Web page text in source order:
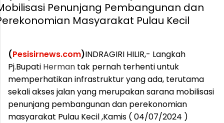
(Pesisirnews.com)INDRAGIRI HILIR,- Langkah
Pj.Bupati Herman tak pernah terhenti untuk
memperhatikan infrastruktur yang ada, terutama
sekali akses jalan yang merupakan sarana mobilisasi
penunjang pembangunan dan perekonomian
masyarakat Pulau Kecil ,Kamis ( 04/07/2024 )